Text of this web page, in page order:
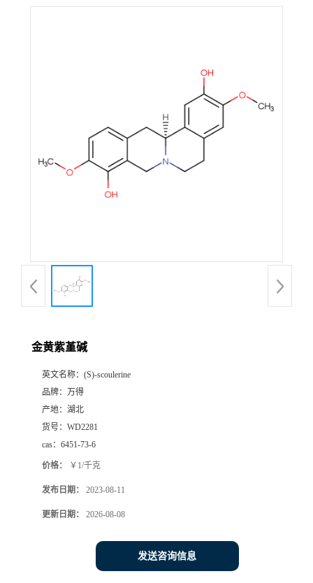
金黄紫堇碱
英文名称： (S)-scoulerine
品牌： 万得
产地： 湖北
货号： WD2281
cas： 6451-73-6
价格： ￥1/千克
发布日期： 2023-08-11
更新日期： 2026-08-08
发送咨询信息